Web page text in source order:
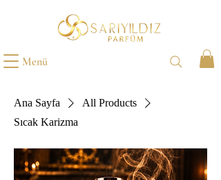
Menü
Ana Sayfa
All Products
Sıcak Karizma